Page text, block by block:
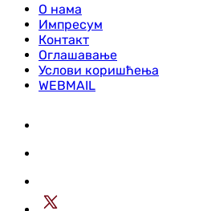
О нама
Импресум
Контакт
Оглашавање
Услови коришћења
WEBMAIL